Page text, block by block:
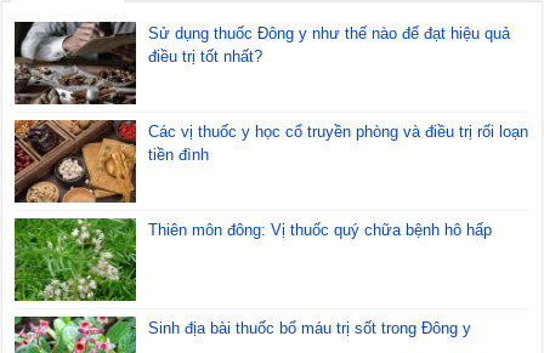
Sử dụng thuốc Đông y như thế nào để đạt hiệu quả
điều trị tốt nhất?
Các vị thuốc y học cổ truyền phòng và điều trị rối loạn
tiền đình
Thiên môn đông: Vị thuốc quý chữa bệnh hô hấp
Sinh địa bài thuốc bổ máu trị sốt trong Đông y